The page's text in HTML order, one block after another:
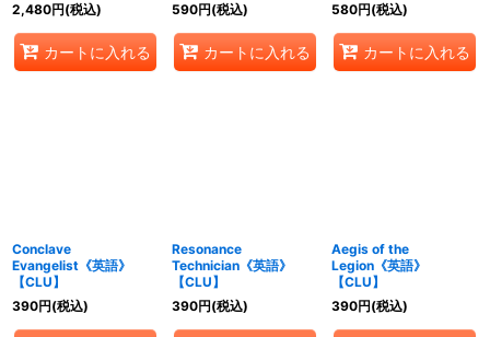
2,480円(税込)
カートに入れる
590円(税込)
カートに入れる
580円(税込)
カートに入れる
Conclave
Evangelist《英語》
【CLU】
390円(税込)
Resonance
Technician《英語》
【CLU】
390円(税込)
Aegis of the
Legion《英語》
【CLU】
390円(税込)